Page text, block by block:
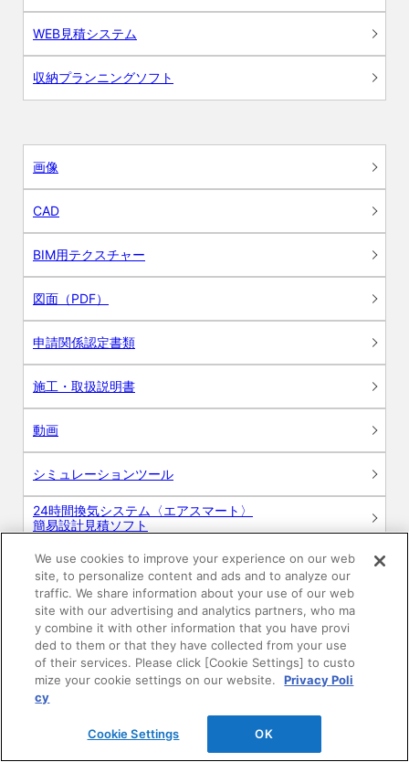
WEB見積システム
収納プランニングソフト
画像
CAD
BIM用テクスチャー
図面（PDF）
申請関係認定書類
施工・取扱説明書
動画
シミュレーションツール
24時間換気システム〈エアスマート〉
簡易設計見積ソフト
R&Dセンター環境測定・分析サービス
商品マスター申し込み
電子公告 このWEBサイトについて
We use cookies to improve your experience on our web
site, to personalize content and ads and to analyze our
traffic. We share information about your use of our web
site with our advertising and analytics partners, who ma
y combine it with other information that you have provi
ded to them or that they have collected from your use
of their services. Please click [Cookie Settings] to custo
mize your cookie settings on our website.
Privacy Poli
cy
Cookie Settings OK